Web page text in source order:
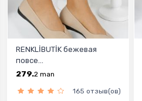
RENKLİBUTİK бежевая
повсе...
279.2 man
165 отзыв(ов)